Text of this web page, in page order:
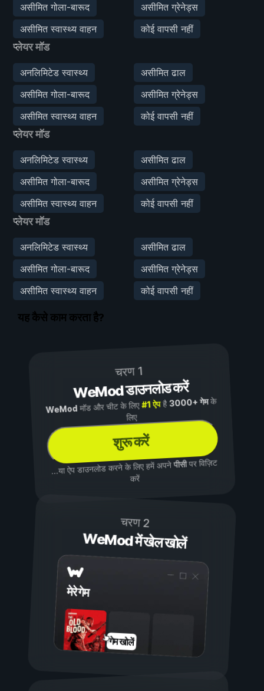
असीमित गोला-बारूद
असीमित ग्रेनेड्स
असीमित स्वास्थ्य वाहन
कोई वापसी नहीं
प्लेयर मॉड
अनलिमिटेड स्वास्थ्य
असीमित ढाल
असीमित गोला-बारूद
असीमित ग्रेनेड्स
असीमित स्वास्थ्य वाहन
कोई वापसी नहीं
प्लेयर मॉड
अनलिमिटेड स्वास्थ्य
असीमित ढाल
असीमित गोला-बारूद
असीमित ग्रेनेड्स
असीमित स्वास्थ्य वाहन
कोई वापसी नहीं
प्लेयर मॉड
अनलिमिटेड स्वास्थ्य
असीमित ढाल
असीमित गोला-बारूद
असीमित ग्रेनेड्स
असीमित स्वास्थ्य वाहन
कोई वापसी नहीं
यह कैसे काम करता है?
चरण 1
WeMod डाउनलोड करें
WeMod मॉड और चीट के लिए#1 ऐपहै3000+ गेमके
लिए
शुरू करें
...या ऐप डाउनलोड करने के लिए हमें अपनेपीसीपर विज़िट
करें
चरण 2
WeMod में खेल खोलें
मेरे गेम
गेम खोलें